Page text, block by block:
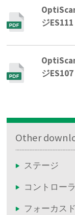
ジES111
ジES107
Other
ステージ
コントロー
フォーカス